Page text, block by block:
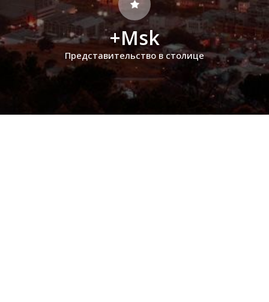
+Msk
Представительство в столице